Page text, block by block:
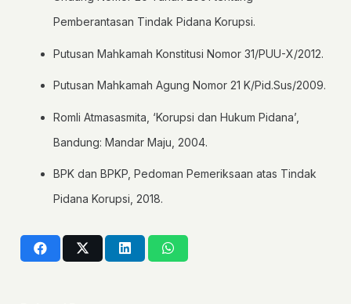
Pemberantasan Tindak Pidana Korupsi.
Putusan Mahkamah Konstitusi Nomor 31/PUU-X/2012.
Putusan Mahkamah Agung Nomor 21 K/Pid.Sus/2009.
Romli Atmasasmita, ‘Korupsi dan Hukum Pidana’,
Bandung: Mandar Maju, 2004.
BPK dan BPKP, Pedoman Pemeriksaan atas Tindak
Pidana Korupsi, 2018.